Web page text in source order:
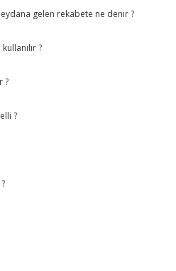
gelen rekabete ne denir ?
?
?
?